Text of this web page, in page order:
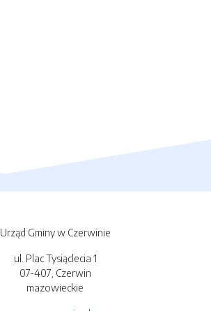
Urząd Gminy w Czerwinie
ul. Plac Tysiąclecia 1
07-407, Czerwin
mazowieckie